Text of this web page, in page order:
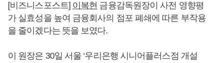
[비즈니스포스트] 이복현 금융감독원장이 사전 영향평
가 실효성을 높여 금융회사의 점포 폐쇄에 따른 부작용
을 줄이겠다는 뜻을 보였다.
이 원장은 30일 서울 ‘우리은행 시니어플러스점 개설